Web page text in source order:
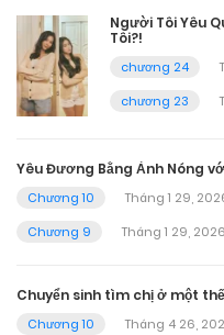
Người Tôi Yêu
Tôi?!
chương 24
chương 23
Yêu Đương Bằng Ảnh Nóng
Chương 10
Tháng 1 29,
Chương 9
Tháng 1 29, 2026
Chuyển sinh tìm chị ở một
Chương 10
Tháng 4 26,